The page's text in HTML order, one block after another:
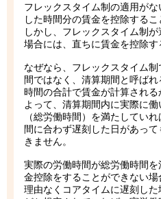
フレックスタイム制の適用が
した時間分の賃金を控除するこ
しかし、フレックスタイム制
場合には、直ちに賃金を控除す
なぜなら、フレックスタイム
間ではなく、清算期間と呼ば
時間の合計で賃金が計算される
よって、清算期間内に実際に
（総労働時間）を満たしてい
間に合わず遅刻した日があっ
きません。
実際の労働時間が総労働時間
金控除をすることができない
理由なくコアタイムに遅刻し